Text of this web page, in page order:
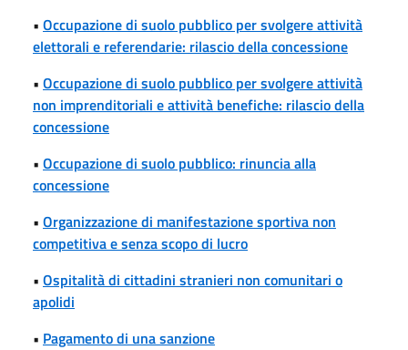
• Occupazione di suolo pubblico per svolgere attività
elettorali e referendarie: rilascio della concessione
• Occupazione di suolo pubblico per svolgere attività
non imprenditoriali e attività benefiche: rilascio della
concessione
• Occupazione di suolo pubblico: rinuncia alla
concessione
• Organizzazione di manifestazione sportiva non
competitiva e senza scopo di lucro
• Ospitalità di cittadini stranieri non comunitari o
apolidi
• Pagamento di una sanzione